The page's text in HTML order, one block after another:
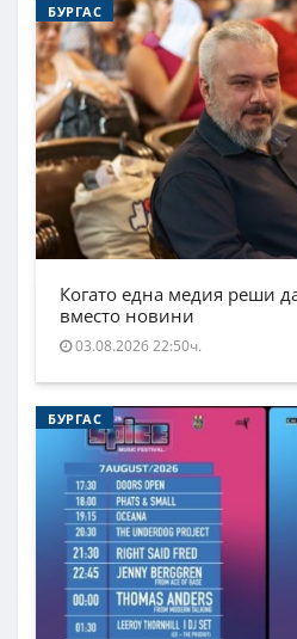
БУРГАС
Когато една медия реши
вместо новини
03.08.2026 22:50ч.
БУРГАС